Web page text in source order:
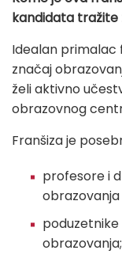
kandidata tražite
Idealan primalac
značaj
želi aktivno
obrazovnog
Franšiza je
profesore i
obrazovanja;